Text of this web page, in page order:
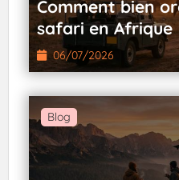
Comment bien
safari en Afrique
06/07/2026
Blog